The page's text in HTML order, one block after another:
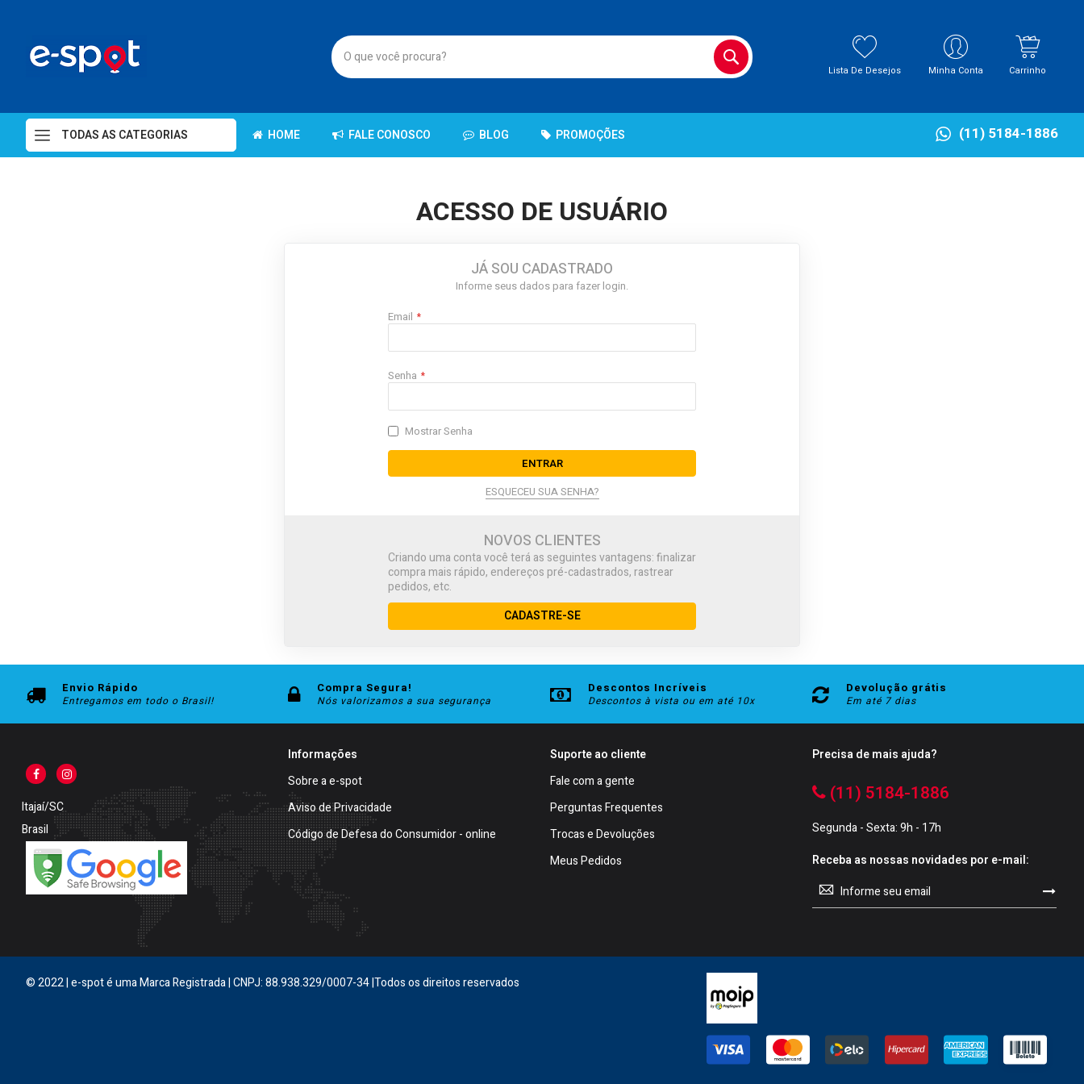
BUSCA
Lista De Desejos Minha Conta Carrinho
TODAS AS CATEGORIAS HOME FALE CONOSCO BLOG PROMOÇÕES (11) 5184-1886
ACESSO DE USUÁRIO
JÁ SOU CADASTRADO
Informe seus dados para fazer login.
Email
Senha
Mostrar Senha
ENTRAR
ESQUECEU SUA SENHA?
NOVOS CLIENTES
Criando uma conta você terá as seguintes vantagens: finalizar
compra mais rápido, endereços pré-cadastrados, rastrear
pedidos, etc.
CADASTRE-SE
Envio Rápido
Entregamos em todo o Brasil!
Compra Segura!
Nós valorizamos a sua segurança
Descontos Incríveis
Descontos à vista ou em até 10x
Devolução grátis
Em até 7 dias
Itajaí/SC
Brasil
Informações
Sobre a e-spot
Aviso de Privacidade
Código de Defesa do Consumidor - online
Suporte ao cliente
Fale com a gente
Perguntas Frequentes
Trocas e Devoluções
Meus Pedidos
Precisa de mais ajuda?
(11) 5184-1886
Segunda - Sexta: 9h - 17h
Receba as nossas novidades por e-mail:
Sign
Up
for
© 2022 | e-spot é uma Marca Registrada | CNPJ: 88.938.329/0007-34 |Todos os direitos reservados